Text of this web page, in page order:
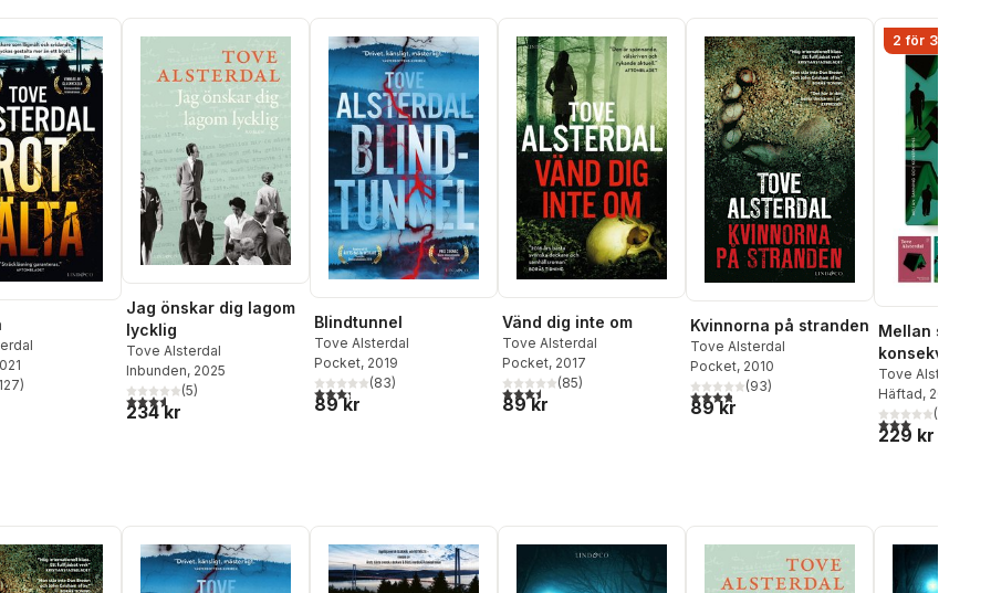
Totalt antal röster:
127)
Jag önskar dig lagom
lycklig
Tove Alsterdal
Inbunden, 2025
3,6utav 5 stjärnor. Totalt antal röster:
(5)
234 kr
Blindtunnel
Tove Alsterdal
Pocket, 2019
3,3utav 5 stjärnor. Totalt antal röster:
(83)
89 kr
Vänd dig inte om
Tove Alsterdal
Pocket, 2017
3,5utav 5 stjärnor. Totalt antal röster:
(85)
89 kr
Kvinnorna på stranden
Tove Alsterdal
Pocket, 2010
3,8utav 5 stjärnor. Totalt antal röster:
(93)
89 kr
2 för 349 kr
Mellan
konsekvens -
Tove Alsterdal
Jens Lapidus
Nesser
Häftad, 2024
3,0utav 5(
229 kr